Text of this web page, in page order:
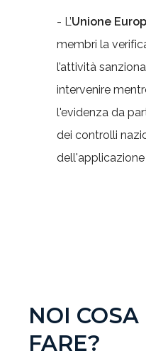
- L’Unione
membri la
l’attività
intervenire
l'evidenza da
dei controlli
NOI
FARE?